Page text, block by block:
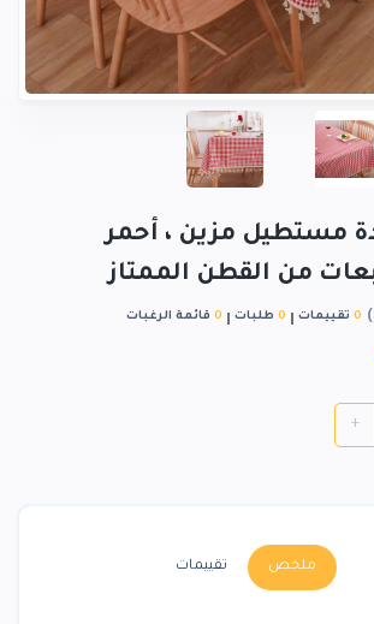
مستطيل مزين ، أحمر
من القطن الممتاز
0 تقييمات 0 طلبات 0 قائمة الرغبات
+
ملخص تقييمات